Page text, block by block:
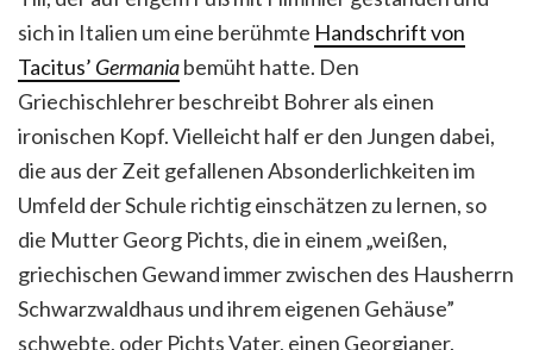
sich in Italien um eine berühmte Handschrift von
Tacitus’ Germaniabemüht hatte. Den
Griechischlehrer beschreibt Bohrer als einen
ironischen Kopf. Vielleicht half er den Jungen dabei,
die aus der Zeit gefallenen Absonderlichkeiten im
Umfeld der Schule richtig einschätzen zu lernen, so
die Mutter Georg Pichts, die in einem „weißen,
griechischen Gewand immer zwischen des Hausherrn
Schwarzwaldhaus und ihrem eigenen Gehäuse”
schwebte, oder Pichts Vater, einen Georgianer.